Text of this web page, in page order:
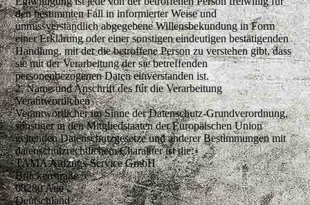
den bestimmten Fall in informierter Weise und
unmissverständlich abgegebene Willensbekundung in Form
einer Erklärung oder einer sonstigen eindeutigen bestätigenden
Handlung, mit der die betroffene Person zu verstehen gibt, dass
sie mit der Verarbeitung der sie betreffenden
personenbezogenen Daten einverstanden ist.
2. Name und Anschrift des für die Verarbeitung
Verantwortlichen
Verantwortlicher im Sinne der Datenschutz-Grundverordnung,
sonstiger in den Mitgliedstaaten der Europäischen Union
geltenden Datenschutzgesetze und anderer Bestimmungen mit
datenschutzrechtlichem Charakter ist die:
TAMA Aufzugs-Service GmbH
Brückenstraße 5
08280 Aue
Deutschland